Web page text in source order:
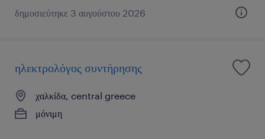
δημοσιεύτηκε 3 αυγούστου 2026
ηλεκτρολόγος συντήρησης
χαλκίδα, central greece
μόνιμη